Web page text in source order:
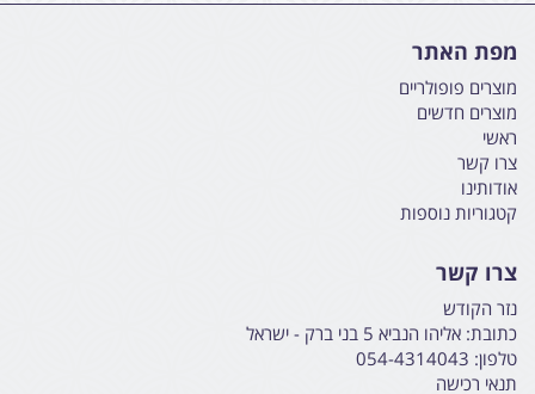
מפת האתר
מוצרים פופולריים
מוצרים חדשים
ראשי
צרו קשר
אודותינו
קטגוריות נוספות
צרו קשר
נזר הקודש
כתובת: אליהו הנביא 5 בני ברק - ישראל
טלפון: 054-4314043
תנאי רכישה